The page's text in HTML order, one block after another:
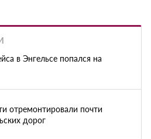
в Энгельсе попался на
отремонтировали почти
дорог